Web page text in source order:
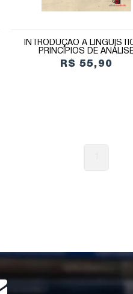
INTRODUÇÃO À
PRINCÍPIOS DE
R$ 55,90